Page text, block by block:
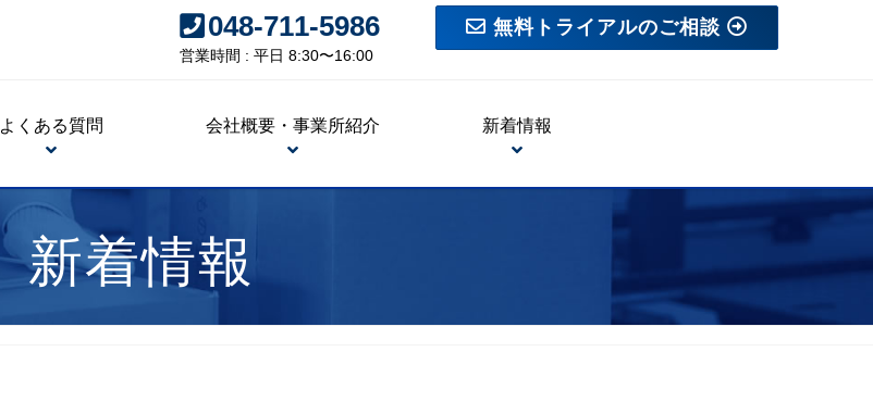
048-711-5986
営業時間 : 平日 8:30〜16:00
無料トライアルのご相談
よくある質問 会社概要・事業所紹介 新着情報
新着情報